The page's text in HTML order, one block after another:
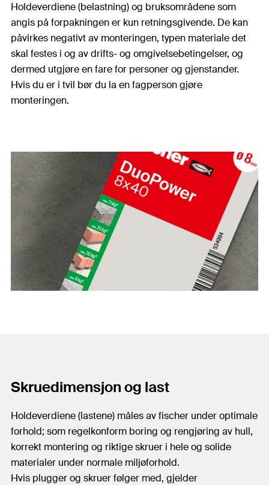
Holdeverdiene (belastning) og bruksområdene som
angis på forpakningen er kun retningsgivende. De kan
påvirkes negativt av monteringen, typen materiale det
skal festes i og av drifts- og omgivelsebetingelser, og
dermed utgjøre en fare for personer og gjenstander.
Hvis du er i tvil bør du la en fagperson gjøre
monteringen.
Skruedimensjon og last
Holdeverdiene (lastene) måles av fischer under optimale
forhold; som regelkonform boring og rengjøring av hull,
korrekt montering og riktige skruer i hele og solide
materialer under normale miljøforhold.
Hvis plugger og skruer følger med, gjelder